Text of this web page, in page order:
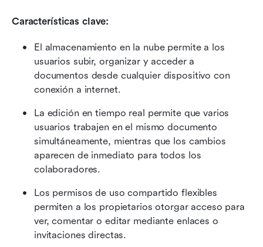
Características clave:
El almacenamiento en la nube permite a los
usuarios subir, organizar y acceder a
documentos desde cualquier dispositivo con
conexión a internet.
La edición en tiempo real permite que varios
usuarios trabajen en el mismo documento
simultáneamente, mientras que los cambios
aparecen de inmediato para todos los
colaboradores.
Los permisos de uso compartido flexibles
permiten a los propietarios otorgar acceso para
ver, comentar o editar mediante enlaces o
invitaciones directas.